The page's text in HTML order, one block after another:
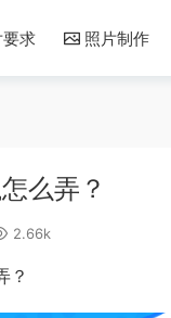
求 照片制作
么弄？
2.66k
？